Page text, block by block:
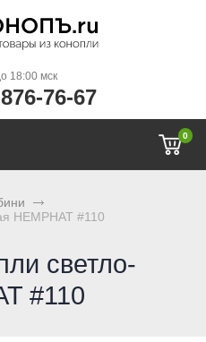
18:00 мск
76-67
0
HEMPHAT #110
светло-
#110